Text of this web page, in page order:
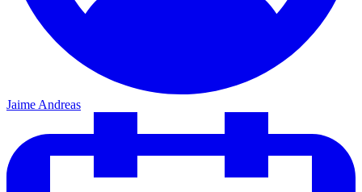
Jaime Andreas